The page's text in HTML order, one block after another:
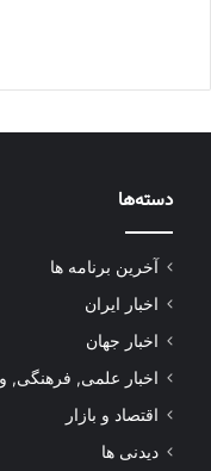
دسته‌ها
آخرین برنامه ها
اخبار ایران
اخبار جهان
اخبار علمی,
اقتصاد و بازار
دیدنی ها